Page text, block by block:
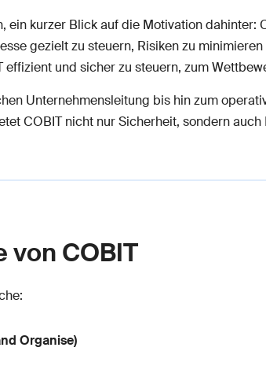
kurzer Blick auf die Motivation dahinter:
gezielt zu steuern, Risiken zu
und sicher zu steuern, zum
Unternehmensleitung bis hin zum
COBIT nicht nur Sicherheit, sondern
von COBIT
Organise)